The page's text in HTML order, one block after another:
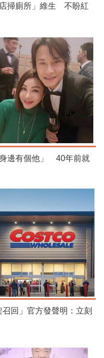
掃廁所」維生 不盼紅
邊有個他」 40年前就
回」官方發聲明：立刻